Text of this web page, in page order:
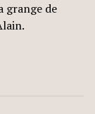
grange de